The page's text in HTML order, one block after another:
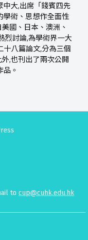
大,出席「錢賓四先
學術、思想作全面性
國、日本、澳洲、
烈討論,為學術界一大
八篇論文,分為三個
,也刊出了兩次公開
。
to cup@cuhk.edu.hk